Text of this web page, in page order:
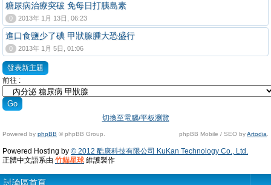
糖尿病治療突破 免每日打胰島素
0 2013年 1月 13日, 06:23
進口食鹽少了碘 甲狀腺腫大恐盛行
0 2013年 1月 5日, 01:06
發表新主題
前往 :
切換至電腦/平板瀏覽
Powered by phpBB © phpBB Group. phpBB Mobile / SEO byArtodia
Powered Hosting by © 2012 酷康科技有限公司 KuKan Technology Co., Ltd.
正體中文語系由 竹貓星球 維護製作
討論區首頁